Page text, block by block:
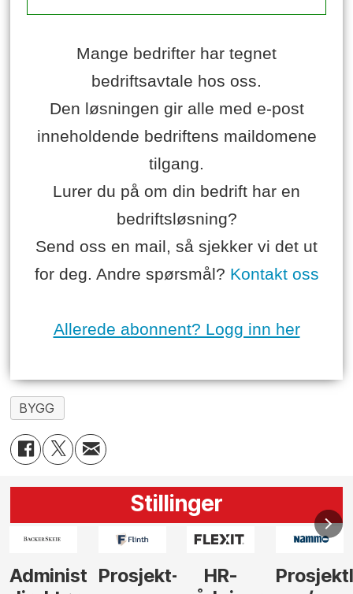
Mange bedrifter har tegnet
bedriftsavtale hos oss.
Den løsningen gir alle med e-post
inneholdende bedriftens maildomene
tilgang.
Lurer du på om din bedrift har en
bedriftsløsning?
Send oss en mail, så sjekker vi det ut
for deg. Andre spørsmål? Kontakt oss
Allerede abonnent? Logg inn her
BYGG
Stillinger
HR-
ProsjektlederVi
Anlegg